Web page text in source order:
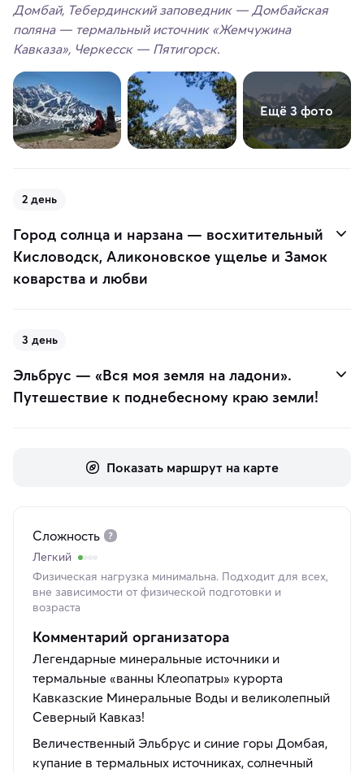
Домбай, Тебердинский заповедник — Домбайская
поляна — термальный источник «Жемчужина
Кавказа», Черкесск — Пятигорск.
Ещё 3 фото
2 день
Город солнца и нарзана — восхитительный
Кисловодск, Аликоновское ущелье и Замок
коварства и любви
3 день
Эльбрус — «Вся моя земля на ладони».
Путешествие к поднебесному краю земли!
Показать маршрут на карте
Сложность
Легкий
Физическая нагрузка минимальна. Подходит для всех,
вне зависимости от физической подготовки и
возраста
Комментарий организатора
Легендарные минеральные источники и
термальные «ванны Клеопатры» курорта
Кавказские Минеральные Воды и великолепный
Северный Кавказ!
Величественный Эльбрус и синие горы Домбая,
купание в термальных источниках, солнечный